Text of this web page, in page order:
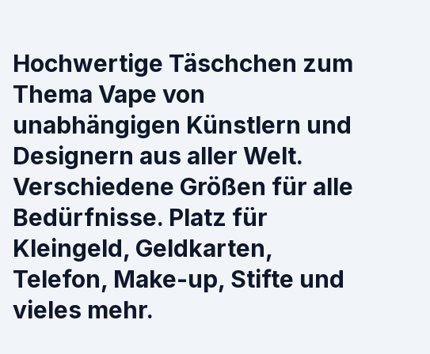
Hochwertige Täschchen zum
Thema Vape von
unabhängigen Künstlern und
Designern aus aller Welt.
Verschiedene Größen für alle
Bedürfnisse. Platz für
Kleingeld, Geldkarten,
Telefon, Make-up, Stifte und
vieles mehr.